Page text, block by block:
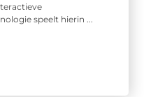
speelt hierin ...